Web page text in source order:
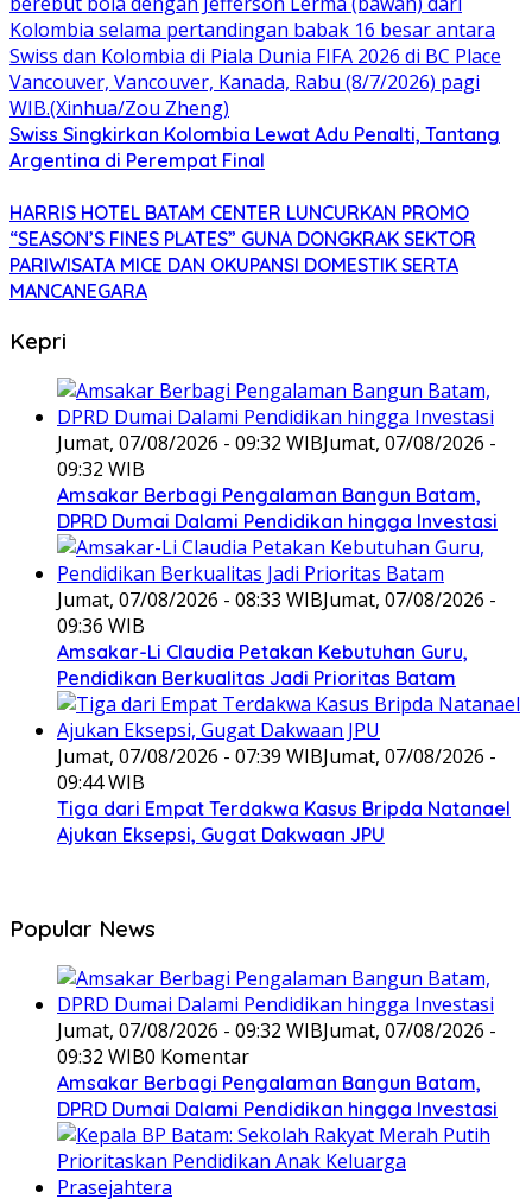
Swiss Singkirkan Kolombia Lewat Adu Penalti, Tantang
Argentina di Perempat Final
HARRIS HOTEL BATAM CENTER LUNCURKAN PROMO
“SEASON’S FINES PLATES” GUNA DONGKRAK SEKTOR
PARIWISATA MICE DAN OKUPANSI DOMESTIK SERTA
MANCANEGARA
Kepri
Jumat, 07/08/2026 - 09:32 WIBJumat, 07/08/2026 -
09:32 WIB
Amsakar Berbagi Pengalaman Bangun Batam,
DPRD Dumai Dalami Pendidikan hingga Investasi
Jumat, 07/08/2026 - 08:33 WIBJumat, 07/08/2026 -
09:36 WIB
Amsakar-Li Claudia Petakan Kebutuhan Guru,
Pendidikan Berkualitas Jadi Prioritas Batam
Jumat, 07/08/2026 - 07:39 WIBJumat, 07/08/2026 -
09:44 WIB
Tiga dari Empat Terdakwa Kasus Bripda Natanael
Ajukan Eksepsi, Gugat Dakwaan JPU
Popular News
Jumat, 07/08/2026 - 09:32 WIBJumat, 07/08/2026 -
09:32 WIB0 Komentar
Amsakar Berbagi Pengalaman Bangun Batam,
DPRD Dumai Dalami Pendidikan hingga Investasi